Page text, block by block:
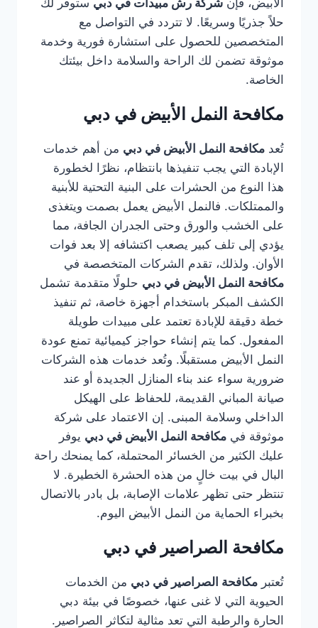
حلاً جذريًا وسريعًا. لا تتردد في التواصل مع
المتخصصين للحصول على استشارة فورية وخدمة
موثوقة تضمن لك الراحة والسلامة داخل بيئتك
الخاصة.
مكافحة النمل الأبيض في دبي
تُعد مكافحة النمل الأبيض في دبي من أهم خدمات
الإبادة التي يجب تنفيذها بانتظام، نظرًا لخطورة
هذا النوع من الحشرات على البنية التحتية للأبنية
والممتلكات. فالنمل الأبيض يعمل بصمت ويتغذى
على الخشب والورق وحتى الجدران الجافة، مما
يؤدي إلى تلف كبير يصعب اكتشافه إلا بعد فوات
الأوان. ولذلك، تقدم الشركات المتخصصة في
مكافحة النمل الأبيض في دبي حلولًا متقدمة تشمل
الكشف المبكر باستخدام أجهزة خاصة، ثم تنفيذ
خطة دقيقة للإبادة تعتمد على مبيدات طويلة
المفعول. كما يتم إنشاء حواجز كيميائية تمنع عودة
النمل الأبيض مستقبلًا. وتُعد خدمات هذه الشركات
ضرورية سواء عند بناء المنازل الجديدة أو عند
صيانة المباني القديمة، للحفاظ على الهيكل
الداخلي وسلامة المبنى. إن الاعتماد على شركة
موثوقة في مكافحة النمل الأبيض في دبي يوفر
عليك الكثير من الخسائر المحتملة، كما يمنحك راحة
البال في بيت خالٍ من هذه الحشرة الخطيرة. لا
تنتظر حتى تظهر علامات الإصابة، بل بادر بالاتصال
بخبراء الحماية من النمل الأبيض اليوم.
مكافحة الصراصير في دبي
تُعتبر مكافحة الصراصير في دبي من الخدمات
الحيوية التي لا غنى عنها، خصوصًا في بيئة دبي
الحارة والرطبة التي تعد مثالية لتكاثر الصراصير.